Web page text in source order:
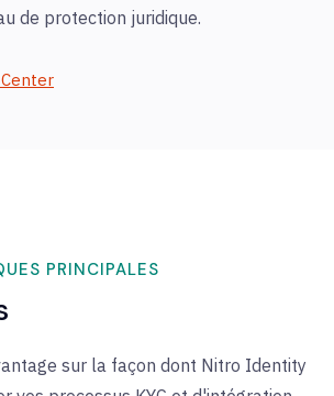
de protection juridique.
PRINCIPALES
sur la façon dont Nitro Identity